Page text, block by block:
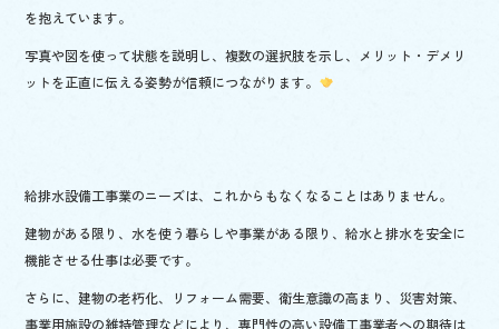
を抱えています。
写真や図を使って状態を説明し、複数の選択肢を示し、メリット・デメリ
ットを正直に伝える姿勢が信頼につながります。
給排水設備工事業のニーズは、これからもなくなることはありません。
建物がある限り、水を使う暮らしや事業がある限り、給水と排水を安全に
機能させる仕事は必要です。
さらに、建物の老朽化、リフォーム需要、衛生意識の高まり、災害対策、
事業用施設の維持管理などにより、専門性の高い設備工事業者への期待は